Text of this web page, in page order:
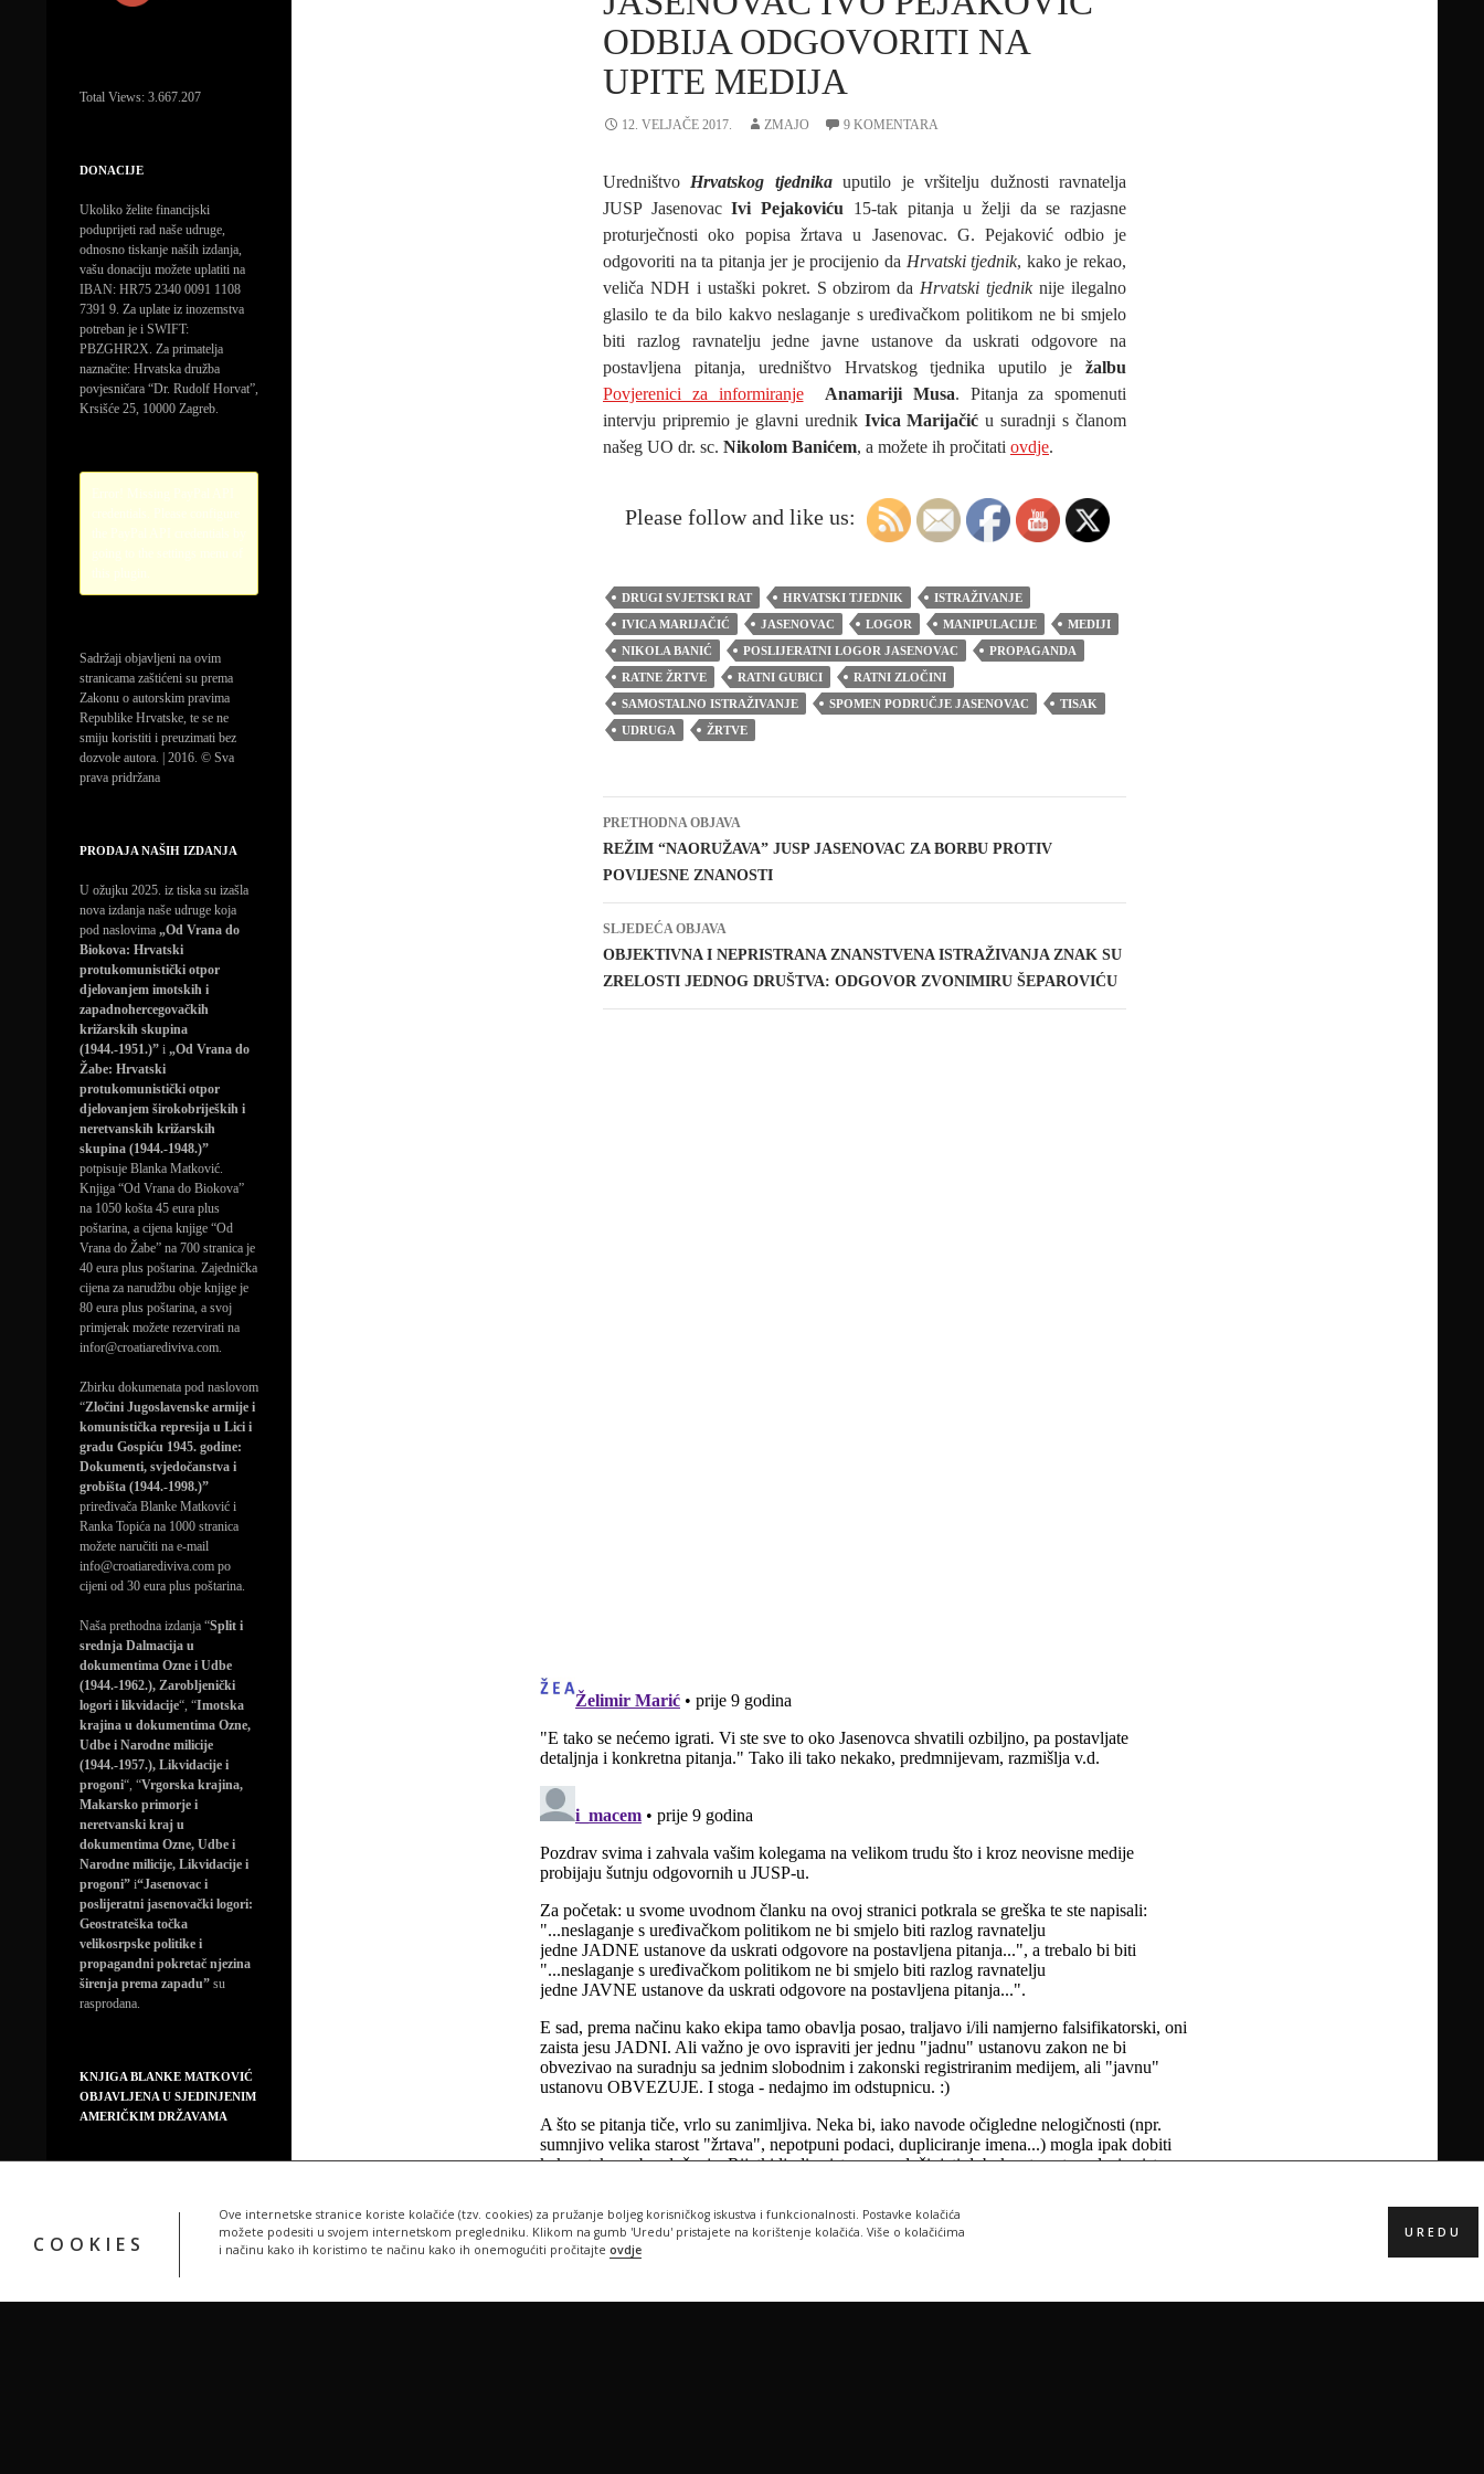
COOKIES
Ove internetske stranice koriste kolačiće (tzv. cookies) za pružanje boljeg korisničkog iskustva i funkcionalnosti. Postavke kolačića
možete podesiti u svojem internetskom pregledniku. Klikom na gumb 'Uredu' pristajete na korištenje kolačića. Više o kolačićima
i načinu kako ih koristimo te načinu kako ih onemogućiti pročitajte ovdje
UREDU
ODBIJA ODGOVORITI NA
UPITE MEDIJA
12. VELJAČE 2017. ZMAJO 9 KOMENTARA
Uredništvo Hrvatskog tjednikauputilo je vršitelju dužnosti ravnatelja
JUSP JasenovacIvi Pejakoviću 15-tak pitanja u želji da se razjasne
proturječnosti oko popisa žrtava u Jasenovac. G. Pejaković odbio je
odgovoriti na ta pitanja jer je procijenio da Hrvatski tjednik, kako je rekao,
veliča NDH i ustaški pokret. S obzirom da Hrvatski tjedniknije ilegalno
glasilo te da bilo kakvo neslaganje s uređivačkom politikom ne bi smjelo
biti razlog ravnatelju jedne javne ustanove da uskrati odgovore na
postavljena pitanja, uredništvo Hrvatskog tjednika uputilo je žalbu
Povjerenici za informiranje
Anamariji Musa. Pitanja za spomenuti
intervju pripremio je glavni urednik Ivica Marijačić u suradnji s članom
našeg UO dr. sc. Nikolom Banićem, a možete ih pročitati ovdje.
Please follow and like us:
DRUGI SVJETSKI RAT HRVATSKI TJEDNIK
ISTRAŽIVANJE
IVICA MARIJAČIĆ
JASENOVAC LOGOR MANIPULACIJE
MEDIJI
NIKOLA BANIĆ
POSLIJERATNI LOGOR JASENOVAC
PROPAGANDA
RATNE ŽRTVE
RATNI GUBICI
RATNI ZLOČINI
SAMOSTALNO ISTRAŽIVANJE
SPOMEN PODRUČJE JASENOVAC
TISAK
UDRUGA
ŽRTVE
Navigacija
objava
PRETHODNA OBJAVA
REŽIM “NAORUŽAVA” JUSP JASENOVAC ZA BORBU PROTIV
POVIJESNE ZNANOSTI
SLJEDEĆA OBJAVA
OBJEKTIVNA I NEPRISTRANA ZNANSTVENA ISTRAŽIVANJA ZNAK SU
ZRELOSTI JEDNOG DRUŠTVA: ODGOVOR ZVONIMIRU ŠEPAROVIĆU
Total Views: 3.667.207
DONACIJE
Ukoliko želite financijski
poduprijeti rad naše udruge,
odnosno tiskanje naših izdanja,
vašu donaciju možete uplatiti na
IBAN: HR75 2340 0091 1108
7391 9. Za uplate iz inozemstva
potreban je i SWIFT:
PBZGHR2X. Za primatelja
naznačite: Hrvatska družba
povjesničara “Dr. Rudolf Horvat”,
Krsišće 25, 10000 Zagreb.
Sadržaji objavljeni na ovim
stranicama zaštićeni su prema
Zakonu o autorskim pravima
Republike Hrvatske, te se ne
smiju koristiti i preuzimati bez
dozvole autora. | 2016. © Sva
prava pridržana
PRODAJA NAŠIH IZDANJA
U ožujku 2025. iz tiska su izašla
nova izdanja naše udruge koja
pod naslovima „Od Vrana do
Biokova: Hrvatski
protukomunistički otpor
djelovanjem imotskih i
zapadnohercegovačkih
križarskih skupina
(1944.-1951.)” i „Od Vrana do
Žabe: Hrvatski
protukomunistički otpor
djelovanjem širokobrijeških i
neretvanskih križarskih
skupina (1944.-1948.)”
potpisuje Blanka Matković.
Knjiga “Od Vrana do Biokova”
na 1050 košta 45 eura plus
poštarina, a cijena knjige “Od
Vrana do Žabe” na 700 stranica je
40 eura plus poštarina. Zajednička
cijena za narudžbu obje knjige je
80 eura plus poštarina, a svoj
primjerak možete rezervirati na
infor@croatiarediviva.com.
Zbirku dokumenata pod naslovom
“Zločini Jugoslavenske armije i
komunistička represija u Lici i
gradu Gospiću 1945. godine:
Dokumenti, svjedočanstva i
grobišta (1944.-1998.)”
priređivača Blanke Matković i
Ranka Topića na 1000 stranica
možete naručiti na e-mail
info@croatiarediviva.com po
cijeni od 30 eura plus poštarina.
Naša prethodna izdanja “Split i
srednja Dalmacija u
dokumentima Ozne i Udbe
(1944.-1962.), Zarobljenički
logori i likvidacije“, “Imotska
krajina u dokumentima Ozne,
Udbe i Narodne milicije
(1944.-1957.), Likvidacije i
progoni“, “Vrgorska krajina,
Makarsko primorje i
neretvanski kraj u
dokumentima Ozne, Udbe i
Narodne milicije, Likvidacije i
progoni” i“Jasenovac i
poslijeratni jasenovački logori:
Geostrateška točka
velikosrpske politike i
propagandni pokretač njezina
širenja prema zapadu” su
rasprodana.
KNJIGA BLANKE MATKOVIĆ
OBJAVLJENA U SJEDINJENIM
AMERIČKIM DRŽAVAMA